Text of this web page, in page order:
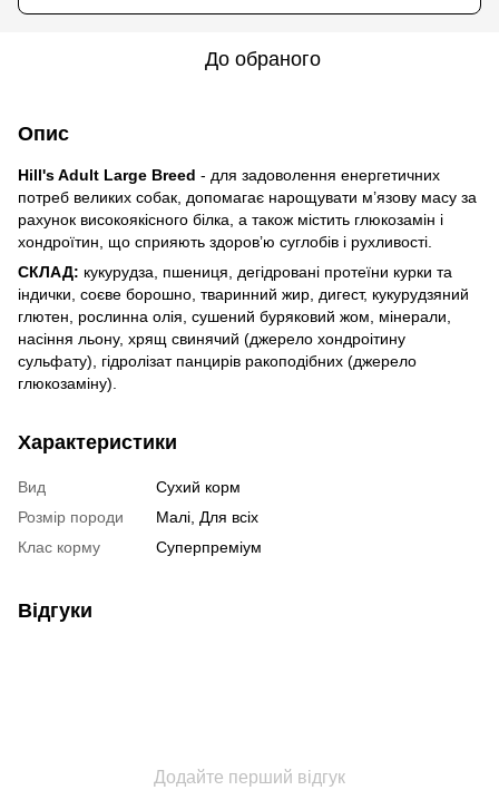
До обраного
Опис
Hill's Adult Large Breed - для задоволення енергетичних
потреб великих собак, допомагає нарощувати м’язову масу за
рахунок високоякісного білка, а також містить глюкозамін і
хондроїтин, що сприяють здоров’ю суглобів і рухливості.
СКЛАД: кукурудза, пшениця, дегідровані протеїни курки та
індички, соєве борошно, тваринний жир, дигест, кукурудзяний
глютен, рослинна олія, сушений буряковий жом, мінерали,
насіння льону, хрящ свинячий (джерело хондроітину
сульфату), гідролізат панцирів ракоподібних (джерело
глюкозаміну).
Характеристики
Вид
Сухий корм
Розмір породи
Малі, Для всіх
Клас корму
Суперпреміум
Відгуки
Додайте перший відгук